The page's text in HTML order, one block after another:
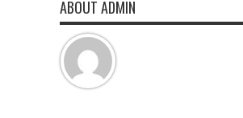
ABOUT ADMIN